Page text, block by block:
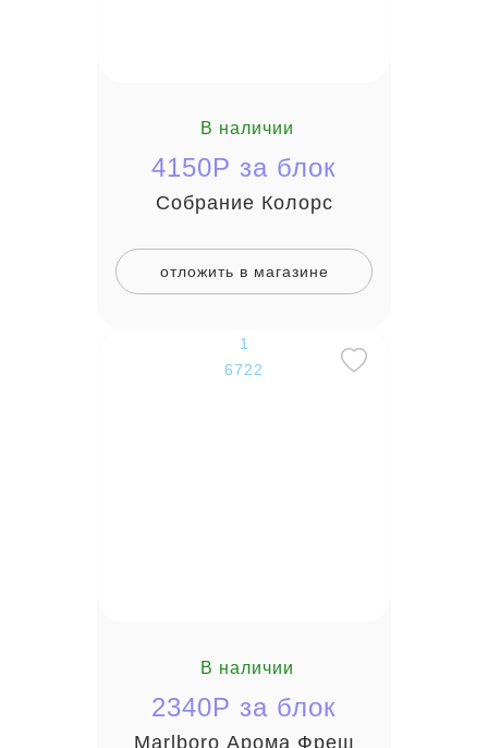
В наличии
4150P за блок
Собрание Колорс
отложить в магазине
1
6722
В наличии
2340P за блок
Marlboro Арома Фреш